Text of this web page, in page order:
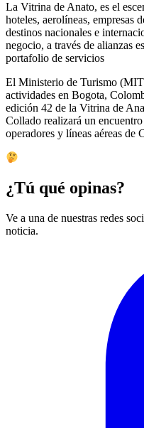
La Vitrina de Anato, es el
hoteles, aerolíneas, empresas
destinos nacionales e
negocio, a través de alianzas
portafolio de servicios
El Ministerio de Turismo
actividades en Bogota,
edición 42 de la Vitrina de
Collado realizará un
operadores y líneas aéreas de
¿Tú qué opinas?
Ve a una de nuestras redes
noticia.